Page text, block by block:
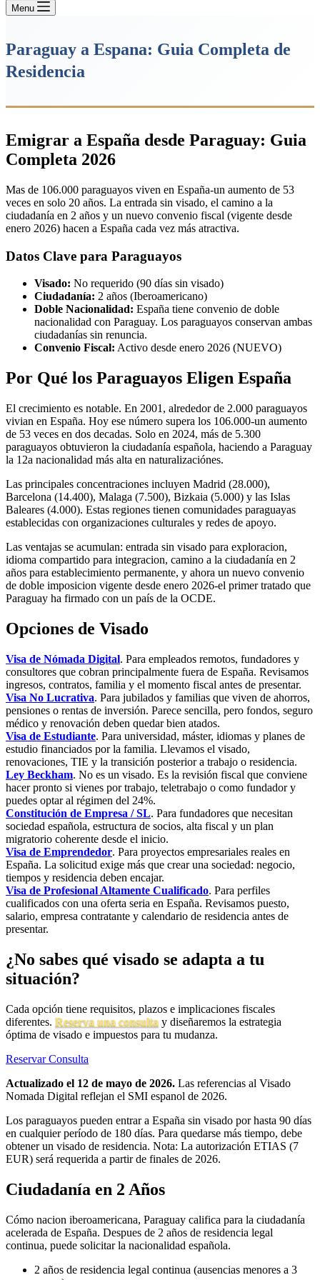
Menu
Paraguay a Espana: Guia Completa de
Residencia
Emigrar a España desde Paraguay: Guia
Completa 2026
Mas de 106.000 paraguayos viven en España-un aumento de 53
veces en solo 20 años. La entrada sin visado, el camino a la
ciudadanía en 2 años y un nuevo convenio fiscal (vigente desde
enero 2026) hacen a España cada vez más atractiva.
Datos Clave para Paraguayos
Visado: No requerido (90 días sin visado)
Ciudadanía: 2 años (Iberoamericano)
Doble Nacionalidad: España tiene convenio de doble
nacionalidad con Paraguay. Los paraguayos conservan ambas
ciudadanías sin renuncia.
Convenio Fiscal: Activo desde enero 2026 (NUEVO)
Por Qué los Paraguayos Eligen España
El crecimiento es notable. En 2001, alrededor de 2.000 paraguayos
vivian en España. Hoy ese número supera los 106.000-un aumento
de 53 veces en dos decadas. Solo en 2024, más de 5.300
paraguayos obtuvieron la ciudadanía española, haciendo a Paraguay
la 12a nacionalidad más alta en naturalizaciónes.
Las principales concentraciones incluyen Madrid (28.000),
Barcelona (14.400), Malaga (7.500), Bizkaia (5.000) y las Islas
Baleares (4.000). Estas regiones tienen comunidades paraguayas
establecidas con organizaciones culturales y redes de apoyo.
Las ventajas se acumulan: entrada sin visado para exploracion,
idioma compartido para integracion, camino a la ciudadanía en 2
años para establecimiento permanente, y ahora un nuevo convenio
de doble imposicion vigente desde enero 2026-el primer tratado que
Paraguay ha firmado con un país de la OCDE.
Opciones de Visado
Visa de Nómada Digital. Para empleados remotos, fundadores y
consultores que cobran principalmente fuera de España. Revisamos
ingresos, contratos, familia y el momento fiscal antes de presentar.
Visa No Lucrativa. Para jubilados y familias que viven de ahorros,
pensiones o rentas de inversión. Parece sencilla, pero fondos, seguro
médico y renovación deben quedar bien atados.
Visa de Estudiante. Para universidad, máster, idiomas y planes de
estudio financiados por la familia. Llevamos el visado,
renovaciones, TIE y la transición posterior a trabajo o residencia.
Ley Beckham. No es un visado. Es la revisión fiscal que conviene
hacer pronto si vienes por trabajo, teletrabajo o como fundador y
puedes optar al régimen del 24%.
Constitución de Empresa / SL. Para fundadores que necesitan
sociedad española, estructura de socios, alta fiscal y un plan
migratorio coherente desde el inicio.
Visa de Emprendedor. Para proyectos empresariales reales en
España. La solicitud exige más que crear una sociedad: negocio,
tiempos y residencia deben encajar.
Visa de Profesional Altamente Cualificado. Para perfiles
cualificados con una oferta seria en España. Revisamos puesto,
salario, empresa contratante y calendario de residencia antes de
presentar.
¿No sabes qué visado se adapta a tu
situación?
Cada opción tiene requisitos, plazos e implicaciones fiscales
diferentes. Reserva una consulta y diseñaremos la estrategia
óptima de visado e impuestos para tu mudanza.
Reservar Consulta
Actualizado el 12 de mayo de 2026. Las referencias al Visado
Nomada Digital reflejan el SMI espanol de 2026.
Los paraguayos pueden entrar a España sin visado por hasta 90 días
en cualquier período de 180 días. Para quedarse más tiempo, debe
obtener un visado de residencia. Nota: La autorización ETIAS (7
EUR) será requerida a partir de finales de 2026.
Ciudadanía en 2 Años
Cómo nacion iberoamericana, Paraguay califica para la ciudadanía
acelerada de España. Despues de 2 años de residencia legal
continua, puede solicitar la nacionalidad española.
2 años de residencia legal continua (ausencias menores a 3